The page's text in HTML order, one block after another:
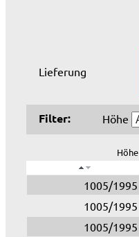
Lieferung
Filter: Höhe
Höhe
1005/1995
1005/1995
1005/1995